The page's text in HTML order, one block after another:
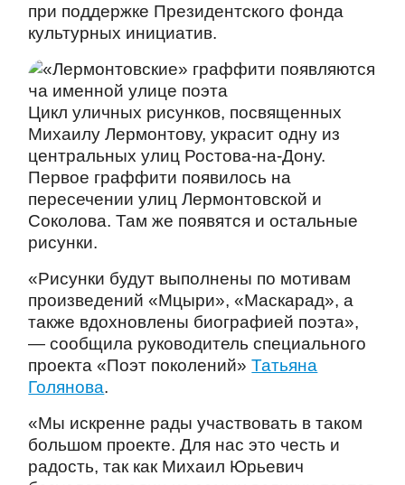
при поддержке Президентского фонда
культурных инициатив.
Цикл уличных рисунков, посвященных
Михаилу Лермонтову, украсит одну из
центральных улиц Ростова-на-Дону.
Первое граффити появилось на
пересечении улиц Лермонтовской и
Соколова. Там же появятся и остальные
рисунки.
«Рисунки будут выполнены по мотивам
произведений «Мцыри», «Маскарад», а
также вдохновлены биографией поэта»,
— сообщила руководитель специального
проекта «Поэт поколений»Татьяна
Голянова.
«Мы искренне рады участвовать в таком
большом проекте. Для нас это честь и
радость, так как Михаил Юрьевич